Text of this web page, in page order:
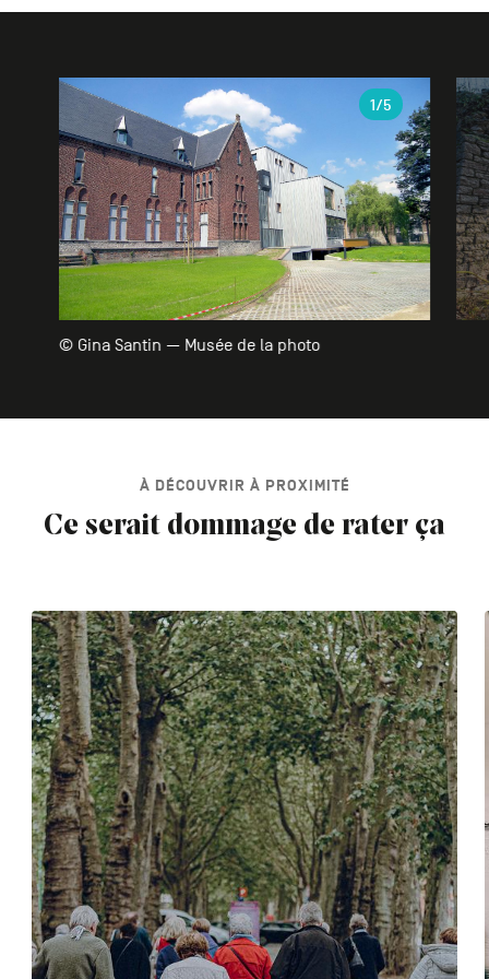
Galerie
© Gina Santin — Musée de la photo
1/5
À DÉCOUVRIR À PROXIMITÉ
Ce serait dommage de rater ça